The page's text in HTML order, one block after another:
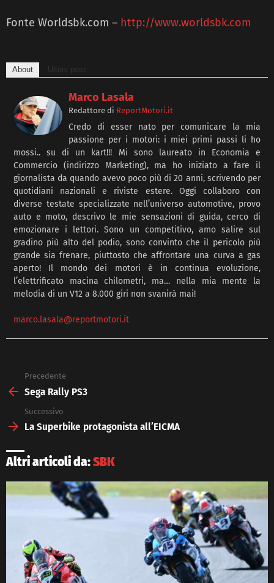
Fonte Worldsbk.com – http://www.worldsbk.com
About Ultimi post
Marco Lasala
Redattore di ReportMotori.it
Credo di esser nato per comunicare la mia
passione per i motori: i miei primi passi li ho
mossi.. su di un kart!!! Mi sono laureato in Economia e
Commercio (indirizzo Marketing), ma ho iniziato a fare il
giornalista da quando avevo poco più di 20 anni, scrivendo per
quotidiani nazionali e riviste estere. Oggi collaboro con
diverse testate specializzate nell’universo automotive, provo
auto e moto, descrivo le mie sensazioni di guida, cerco di
emozionare i lettori. Sono un competitivo, amo salire sul
gradino più alto del podio, sono convinto che il pericolo più
grande sia frenare, piuttosto che affrontare una curva a gas
aperto! Il mondo dei motori è in continua evoluzione,
l’elettrificato macina chilometri, ma… nella mia mente la
melodia di un V12 a 8.000 giri non svanirà mai!
marco.lasala@reportmotori.it
more
Precedente
Sega Rally PS3
Successivo
La Superbike protagonista all’EICMA
Altri articoli da:SBK